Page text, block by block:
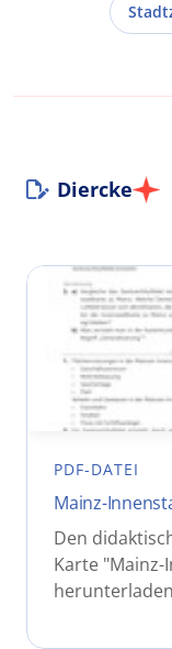
Diercke
PDF-DATEI
Mainz-
Den
Karte
herunterladen